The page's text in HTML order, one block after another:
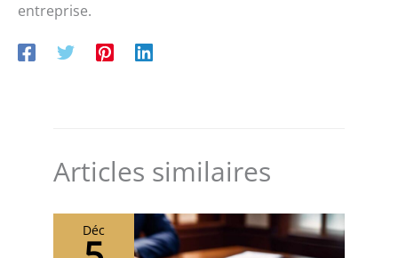
entreprise.
Articles similaires
Déc